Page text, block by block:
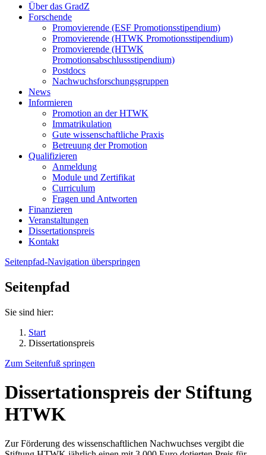
Über das GradZ
Forschende
Promovierende (ESF Promotionsstipendium)
Promovierende (HTWK Promotionsstipendium)
Promovierende (HTWK
Promotionsabschlussstipendium)
Postdocs
Nachwuchsforschungsgruppen
News
Informieren
Promotion an der HTWK
Immatrikulation
Gute wissenschaftliche Praxis
Betreuung der Promotion
Qualifizieren
Anmeldung
Module und Zertifikat
Curriculum
Fragen und Antworten
Finanzieren
Veranstaltungen
Dissertationspreis
Kontakt
Seitenpfad-Navigation überspringen
Seitenpfad
Sie sind hier:
Start
Dissertationspreis
Zum Seitenfuß springen
Dissertationspreis der Stiftung
HTWK
Zur Förderung des wissenschaftlichen Nachwuchses vergibt die